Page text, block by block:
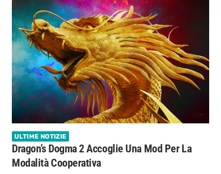
ULTIME NOTIZIE
Dragon’s Dogma 2 Accoglie Una Mod Per La
Modalità Cooperativa